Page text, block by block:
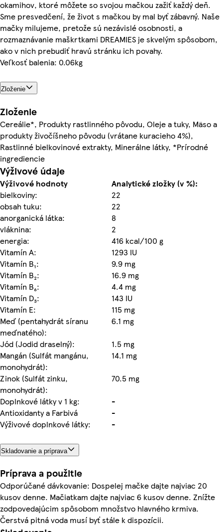
okamihov, ktoré môžete so svojou mačkou zažiť každý deň.
Sme presvedčení, že život s mačkou by mal byť zábavný. Naše
mačky milujeme, pretože sú nezávislé osobnosti, a
rozmaznávanie maškrtkami DREAMIES je skvelým spôsobom,
ako v nich prebudiť hravú stránku ich povahy.
Veľkosť balenia: 0.06kg
Zloženie
Zloženie
Cereálie*, Produkty rastlinného pôvodu, Oleje a tuky, Mäso a
produkty živočíšneho pôvodu (vrátane kuracieho 4%),
Rastlinné bielkovinové extrakty, Minerálne látky, *Prírodné
ingrediencie
Výživové údaje
Výživové hodnoty
Analytické zložky (v %):
bielkoviny:
22
obsah tuku:
22
anorganická látka:
8
vláknina:
2
energia:
416 kcal/100 g
Vitamín A:
1293 IU
Vitamín B₁:
9.9 mg
Vitamín B₂:
16.9 mg
Vitamín B₆:
4.4 mg
Vitamín D₃:
143 IU
Vitamín E:
115 mg
Meď (pentahydrát síranu
meďnatého):
6.1 mg
Jód (Jodid draselný):
1.5 mg
Mangán (Sulfát mangánu,
monohydrát):
14.1 mg
Zinok (Sulfát zinku,
monohydrát):
70.5 mg
Doplnkové látky v 1 kg:
-
Antioxidanty a Farbivá
-
Výživové doplnkové látky:
-
Skladovanie a príprava
Príprava a použitie
Odporúčané dávkovanie: Dospelej mačke dajte najviac 20
kusov denne. Mačiatkam dajte najviac 6 kusov denne. Znížte
zodpovedajúcim spôsobom množstvo hlavného krmiva.
Čerstvá pitná voda musí byť stále k dispozícii.